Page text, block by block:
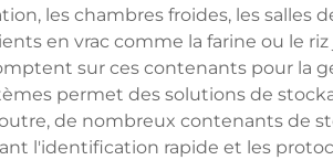
les chambres froides, les salles
en vrac comme la farine ou le
sur ces contenants pour la
permet des solutions de
de nombreux contenants de
l'identification rapide et les